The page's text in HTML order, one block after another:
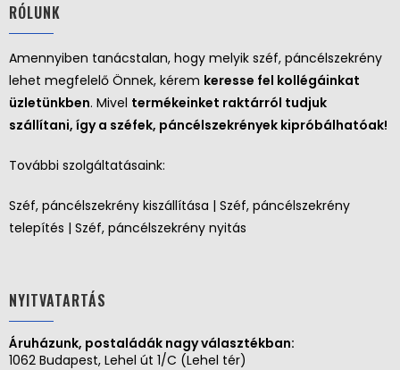
RÓLUNK
Amennyiben tanácstalan, hogy melyik széf, páncélszekrény
lehet megfelelő Önnek, kérem keresse fel kollégáinkat
üzletünkben. Mivel termékeinket raktárról tudjuk
szállítani, így a széfek, páncélszekrények kipróbálhatóak!
További szolgáltatásaink:
Széf, páncélszekrény kiszállítása | Széf, páncélszekrény
telepítés | Széf, páncélszekrény nyitás
NYITVATARTÁS
Áruházunk, postaládák nagy választékban:
1062 Budapest, Lehel út 1/C (Lehel tér)